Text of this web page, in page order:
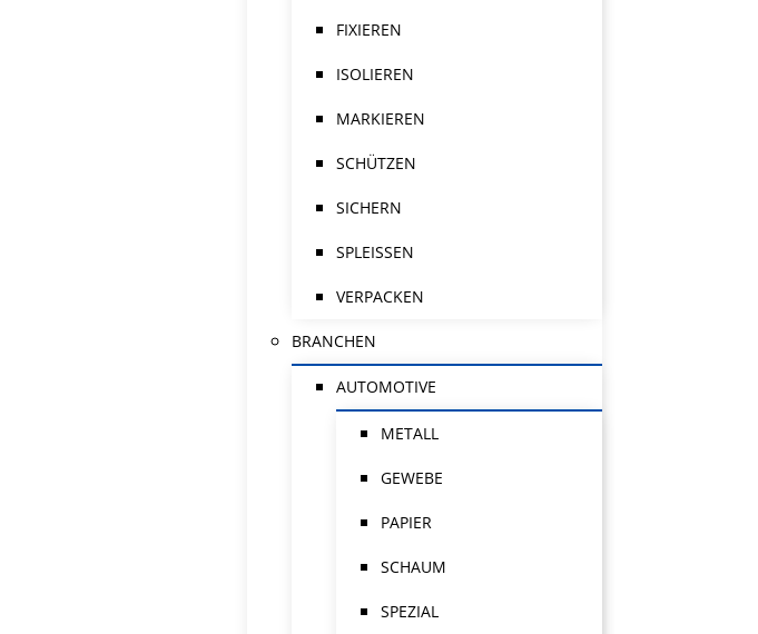
FIXIEREN
ISOLIEREN
MARKIEREN
SCHÜTZEN
SICHERN
SPLEISSEN
VERPACKEN
BRANCHEN
AUTOMOTIVE
METALL
GEWEBE
PAPIER
SCHAUM
SPEZIAL